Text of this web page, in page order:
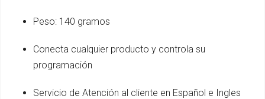
Peso: 140 gramos
Conecta cualquier producto y controla su
programación
Servicio de Atención al cliente en Español e Ingles